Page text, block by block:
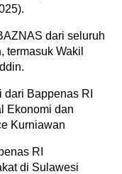
dari seluruh
termasuk Wakil
Bappenas RI
Ekonomi dan
Kurniawan
RI
di Sulawesi